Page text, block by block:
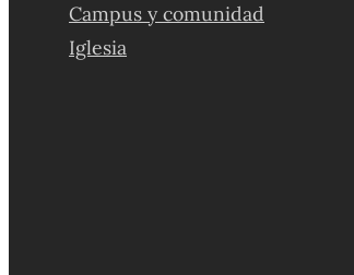
Campus y comunidad
Iglesia